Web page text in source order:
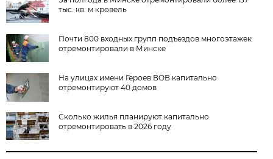
тыс. кв. м кровель
Почти 800 входных групп подъездов многоэтажек
отремонтировали в Минске
На улицах имени Героев ВОВ капитально
отремонтируют 40 домов
Сколько жилья планируют капитально
отремонтировать в 2026 году